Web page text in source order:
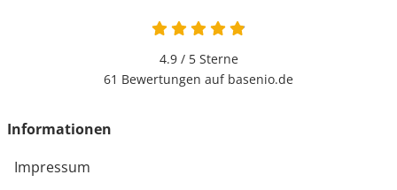
4.9 von 5
4.9 / 5Sterne
61 Bewertungen auf basenio.de
Informationen
Impressum